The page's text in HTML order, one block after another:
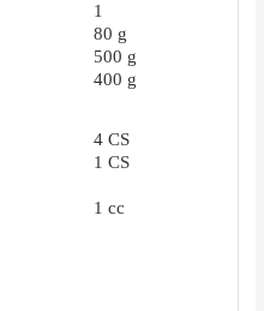
1
80 g
500 g
400 g
4 CS
1 CS
1 cc